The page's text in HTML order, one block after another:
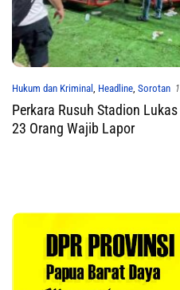
Hukum dan Kriminal , Headline, Sorotan
Perkara Rusuh Stadion
23 Orang Wajib Lapor